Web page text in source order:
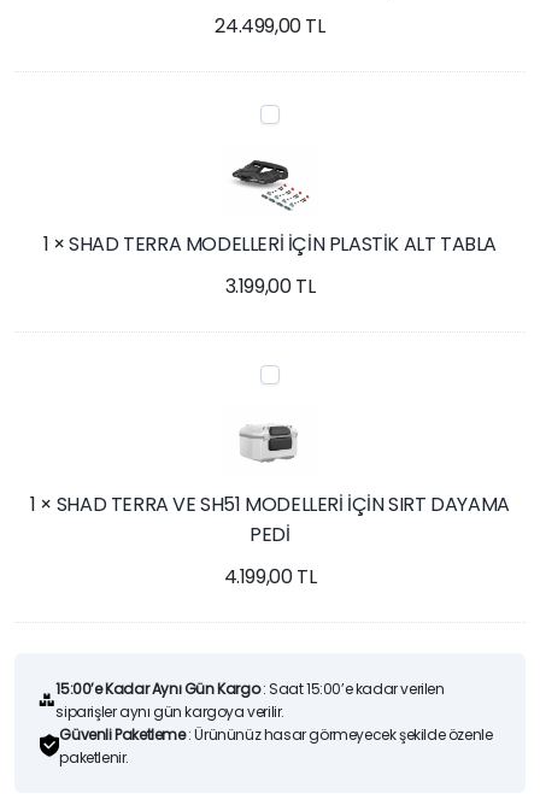
24.499,00TL
SHAD
MODELLERİ
İÇİN
ALT
TABLA
1 ×SHAD TERRA MODELLERİ İÇİN PLASTİK ALT TABLA
3.199,00TL
SHAD
VE
SH51
İÇİN
SIRT
PEDİ
1 × SHAD TERRA VE SH51 MODELLERİ İÇİN SIRT DAYAMA
PEDİ
4.199,00TL
15:00’e Kadar Aynı Gün Kargo: Saat 15:00’e kadar verilen
siparişler aynı gün kargoya verilir.
Güvenli Paketleme: Ürününüz hasar görmeyecek şekilde özenle
paketlenir.